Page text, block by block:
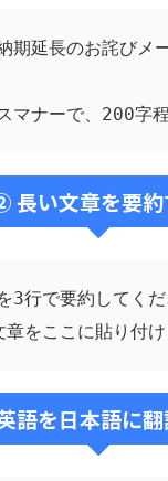
期延長のお詫びメ
マナーで、200字程
長い文章を要約
3行で要約してくだ
をここに貼り付け
語を日本語に翻